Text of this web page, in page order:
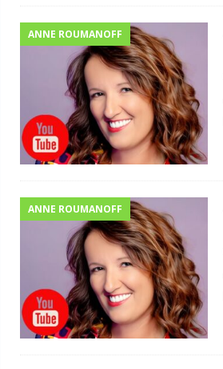
ANNE ROUMANOFF
ANNE ROUMANOFF